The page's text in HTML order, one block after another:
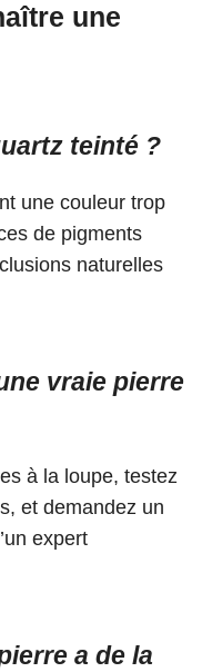
une
teinté ?
une couleur trop
de pigments
naturelles
vraie pierre
à la loupe, testez
et demandez un
expert
a de la